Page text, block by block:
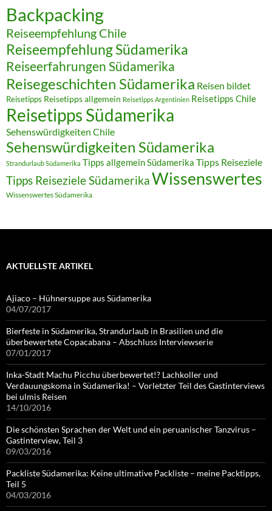
Backpacking
Reiseempfehlung Chile
Reiseempfehlung Südamerika
Reiseerfahrungen Südamerika
Reisegeschichten Südamerika Reisen bildet
Reisetipps Reisetipps allgemein Reisetipps Argentinien Reisetipps Chile
Reisetipps Südamerika
Sehenswürdigkeiten Chile
Sehenswürdigkeiten Südamerika
Strandurlaub Südamerika Tipps allgemein Südamerika Tipps Reiseziele
Tipps Reiseziele SüdamerikaWissenswertes
Wissenswertes Südamerika
AKTUELLSTE ARTIKEL
Ajiaco – Hühnersuppe aus Südamerika
04/07/2017
Bierfeste in Südamerika, Strandurlaub in Brasilien und die
überbewertete Copacabana – Abschluss Interviewserie
07/01/2017
Inka-Stadt Machu Picchu überbewertet!? Lachkoller und
Verdauungskoma in Südamerika! – Vorletzter Teil des Gastinterviews
bei ulmis Reisen
14/10/2016
Die schönsten Sprachen der Welt und ein peruanischer Tanzvirus –
Gastinterview, Teil 3
09/03/2016
Packliste Südamerika: Keine ultimative Packliste – meine Packtipps,
Teil 5
04/03/2016